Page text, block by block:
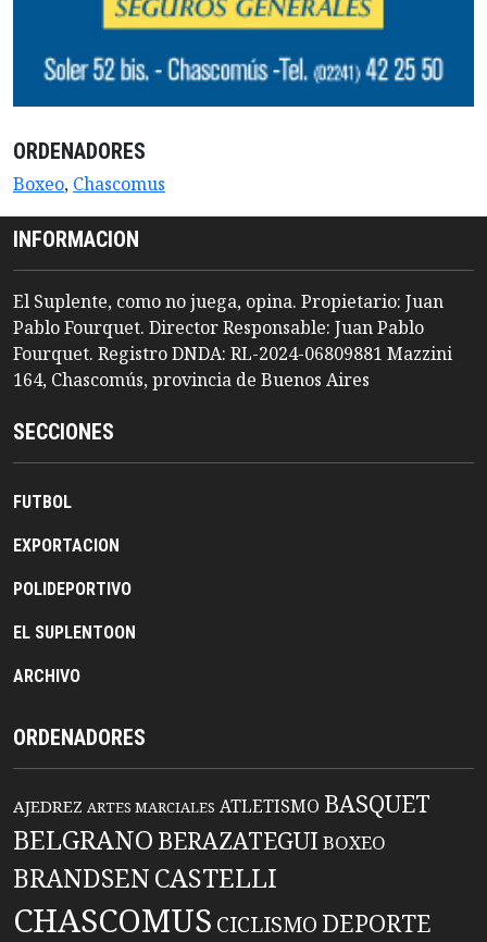
ORDENADORES
Boxeo, Chascomus
INFORMACION
El Suplente, como no juega, opina. Propietario: Juan
Pablo Fourquet. Director Responsable: Juan Pablo
Fourquet. Registro DNDA: RL-2024-06809881 Mazzini
164, Chascomús, provincia de Buenos Aires
SECCIONES
FUTBOL
EXPORTACION
POLIDEPORTIVO
EL SUPLENTOON
ARCHIVO
ORDENADORES
AJEDREZ ARTES MARCIALES ATLETISMO BASQUET
BELGRANO BERAZATEGUIBOXEO
BRANDSENCASTELLI
CHASCOMUS CICLISMO DEPORTE